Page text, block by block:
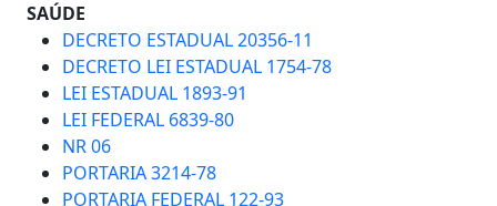
SAÚDE
DECRETO ESTADUAL 20356-11
DECRETO LEI ESTADUAL 1754-78
LEI ESTADUAL 1893-91
LEI FEDERAL 6839-80
NR 06
PORTARIA 3214-78
PORTARIA FEDERAL 122-93